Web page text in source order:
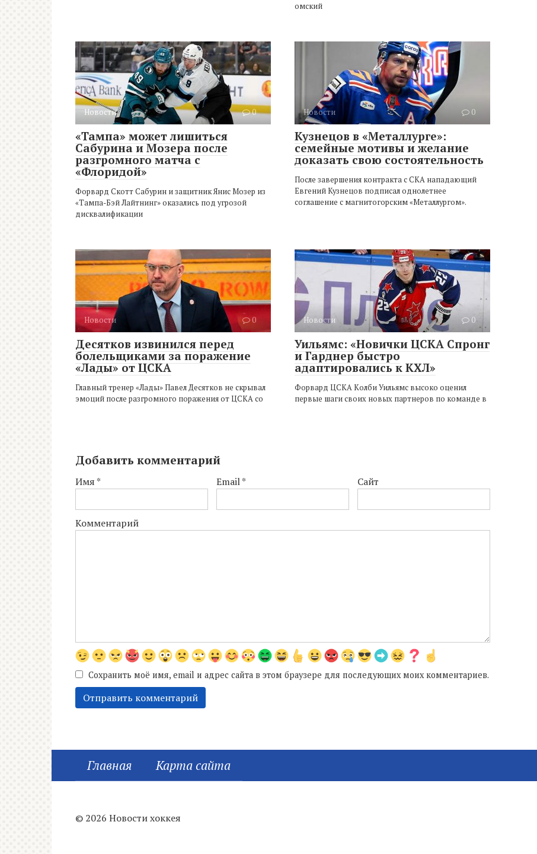
омский
Новости 0
«Тампа» может лишиться
Сабурина и Мозера после
разгромного матча с
«Флоридой»
Форвард Скотт Сабурин и защитник Янис Мозер из
«Тампа-Бэй Лайтнинг» оказались под угрозой
дисквалификации
Новости 0
Кузнецов в «Металлурге»:
семейные мотивы и желание
доказать свою состоятельность
После завершения контракта с СКА нападающий
Евгений Кузнецов подписал однолетнее
соглашение с магнитогорским «Металлургом».
Новости 0
Десятков извинился перед
болельщиками за поражение
«Лады» от ЦСКА
Главный тренер «Лады» Павел Десятков не скрывал
эмоций после разгромного поражения от ЦСКА со
Новости 0
Уильямс: «Новички ЦСКА Спронг
и Гарднер быстро
адаптировались к КХЛ»
Форвард ЦСКА Колби Уильямс высоко оценил
первые шаги своих новых партнеров по команде в
Добавить комментарий
Имя * Email* Сайт
Комментарий
Сохранить моё имя, email и адрес сайта в этом браузере для последующих моих комментариев.
Главная Карта сайта
© 2026 Новости хоккея